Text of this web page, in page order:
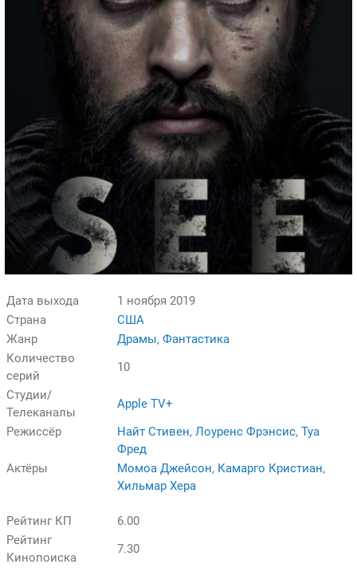
Дата выхода
1 ноября 2019
Страна
США
Жанр
Драмы, Фантастика
Количество
серий
10
Студии/
Телеканалы
Apple TV+
Режиссёр
Найт Стивен, Лоуренс Фрэнсис, Туа
Фред
Актёры
Момоа Джейсон, Камарго Кристиан,
Хильмар Хера
Рейтинг КП
6.00
Рейтинг
Кинопоиска
7.30